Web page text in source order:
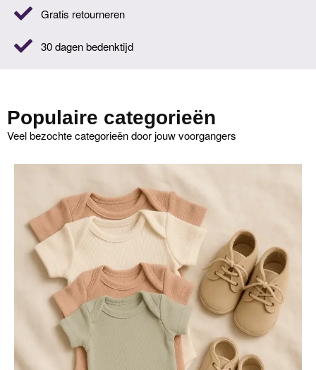
Gratis retourneren
30 dagen bedenktijd
Populaire categorieën
Veel bezochte categorieën door jouw voorgangers